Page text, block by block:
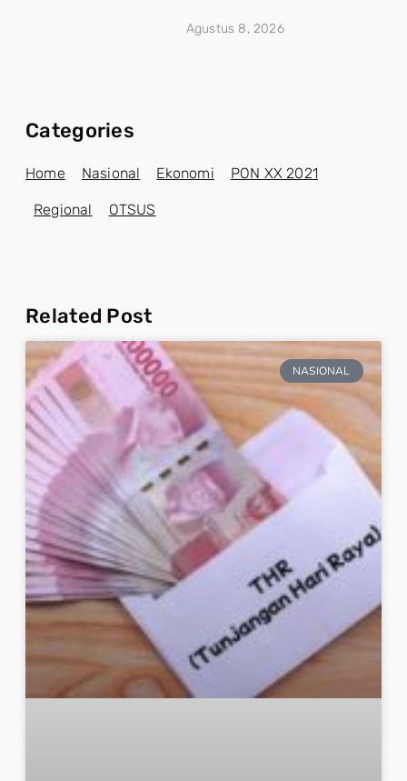
Agustus 8, 2026
Categories
Home Nasional Ekonomi PON XX 2021
Regional OTSUS
Related Post
NASIONAL